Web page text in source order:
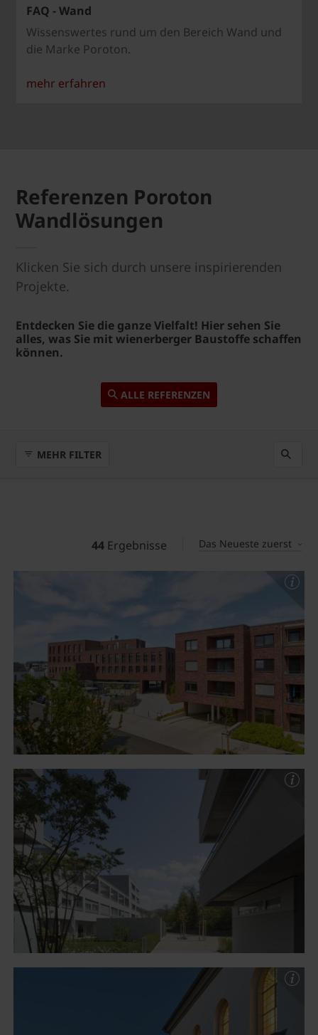
FAQ - Wand
Wissenswertes rund um den Bereich Wand und
die Marke Poroton.
mehr erfahren
Referenzen Poroton
Wandlösungen
Klicken Sie sich durch unsere inspirierenden
Projekte.
Entdecken Sie die ganze Vielfalt! Hier sehen Sie
alles, was Sie mit wienerberger Baustoffe schaffen
können.
ALLE REFERENZEN
MEHR FILTER
44 Ergebnisse Das Neueste zuerst